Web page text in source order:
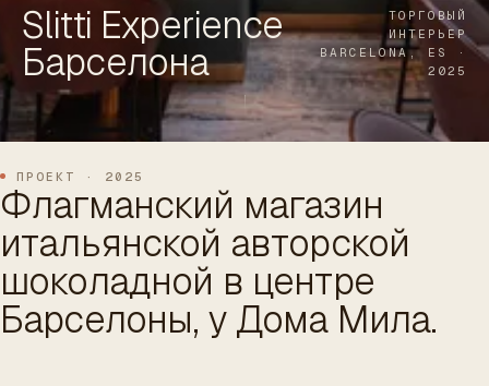
ARCHTREE
STUDIO
БАРСЕЛОНА
Slitti Experience
Барселона
ТОРГОВЫЙ
ИНТЕРЬЕР
BARCELONA, ES ·
2025
ПРОЕКТ · 2025
Флагманский магазин
итальянской авторской
шоколадной в центре
Барселоны, у Дома Мила.